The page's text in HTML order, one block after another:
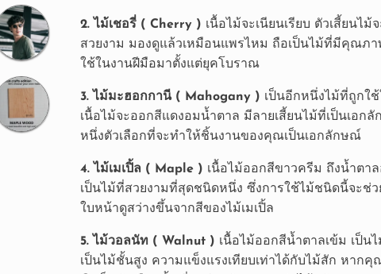
2. ไม้เชอรี่ ( Cherry ) เนื้อไม้จะเนียนเรียบ ตัวเสี้ยนไ
สวยงาม มองดูแล้วเหมือนแพรไหม ถือเป็นไม้ที่มีคุณภา
ใช้ในงานฝีมือมาตั้งแต่ยุคโบราณ
3. ไม้มะฮอกกานี ( Mahogany ) เป็นอีกหนึ่งไม้ที่ถูกใ
เนื้อไม้จะออกสีแดงอมน้ำตาล มีลายเสี้ยนไม้ที่เป็นเอก
หนึ่งตัวเลือกที่จะทำให้ชิ้นงานของคุณเป็นเอกลักษณ์
4. ไม้เมเปิ้ล ( Maple ) เนื้อไม้ออกสีขาวครีม ถึงน้ำตา
เป็นไม้ที่สวยงามที่สุดชนิดหนึ่ง ซึ่งการใช้ไม้ชนิดนี้จะช่
ใบหน้าดูสว่างขึ้นจากสีของไม้เมเปิ้ล
5. ไม้วอลนัท ( Walnut ) เนื้อไม้ออกสีน้ำตาลเข้ม เป็น
เป็นไม้ชั้นสูง ความแข็งแรงเทียบเท่าได้กับไม้สัก หาก